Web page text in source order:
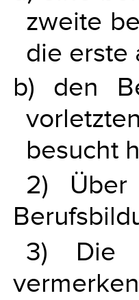
zweite
die erste
b) den
besucht
2)
3) Die